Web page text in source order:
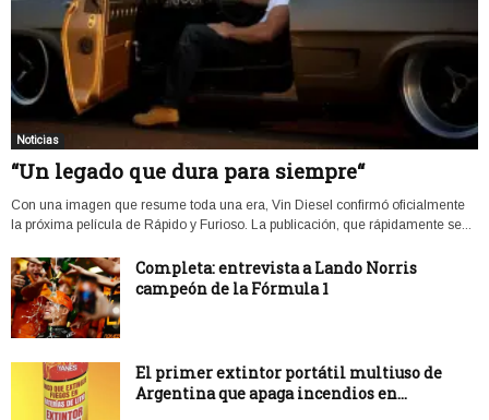
Noticias
“Un legado que dura para siempre“
Con una imagen que resume toda una era, Vin Diesel confirmó oficialmente
la próxima película de Rápido y Furioso. La publicación, que rápidamente se...
Completa: entrevista a Lando Norris
campeón de la Fórmula 1
El primer extintor portátil multiuso de
Argentina que apaga incendios en...